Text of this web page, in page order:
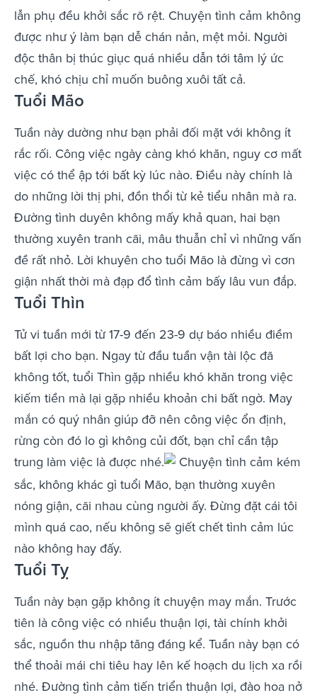
lẫn phụ đều khởi sắc rõ rệt. Chuyện tình cảm không
được như ý làm bạn dễ chán nản, mệt mỏi. Người
độc thân bị thúc giục quá nhiều dẫn tới tâm lý ức
chế, khó chịu chỉ muốn buông xuôi tất cả.
Tuổi Mão
Tuần này dường như bạn phải đối mặt với không ít
rắc rối. Công việc ngày càng khó khăn, nguy cơ mất
việc có thể ập tới bất kỳ lúc nào. Điều này chính là
do những lời thị phi, đồn thổi từ kẻ tiểu nhân mà ra.
Đường tình duyên không mấy khả quan, hai bạn
thường xuyên tranh cãi, mâu thuẫn chỉ vì những vấn
đề rất nhỏ. Lời khuyên cho tuổi Mão là đừng vì cơn
giận nhất thời mà đạp đổ tình cảm bấy lâu vun đắp.
Tuổi Thìn
Tử vi tuần mới từ 17-9 đến 23-9 dự báo nhiều điềm
bất lợi cho bạn. Ngay từ đầu tuần vận tài lộc đã
không tốt, tuổi Thìn gặp nhiều khó khăn trong việc
kiếm tiền mà lại gặp nhiều khoản chi bất ngờ. May
mắn có quý nhân giúp đỡ nên công việc ổn định,
rừng còn đó lo gì không củi đốt, bạn chỉ cần tập
trung làm việc là được nhé.
Chuyện tình cảm kém
sắc, không khác gì tuổi Mão, bạn thường xuyên
nóng giận, cãi nhau cùng người ấy. Đừng đặt cái tôi
mình quá cao, nếu không sẽ giết chết tình cảm lúc
nào không hay đấy.
Tuổi Tỵ
Tuần này bạn gặp không ít chuyện may mắn. Trước
tiên là công việc có nhiều thuận lợi, tài chính khởi
sắc, nguồn thu nhập tăng đáng kể. Tuần này bạn có
thể thoải mái chi tiêu hay lên kế hoạch du lịch xa rồi
nhé. Đường tình cảm tiến triển thuận lợi, đào hoa nở